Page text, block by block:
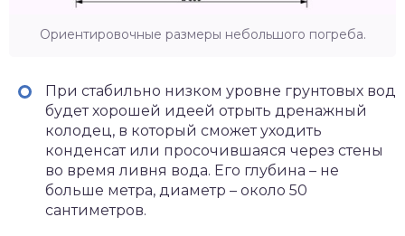
Ориентировочные размеры небольшого погреба.
При стабильно низком уровне грунтовых вод
будет хорошей идеей отрыть дренажный
колодец, в который сможет уходить
конденсат или просочившаяся через стены
во время ливня вода. Его глубина – не
больше метра, диаметр – около 50
сантиметров.